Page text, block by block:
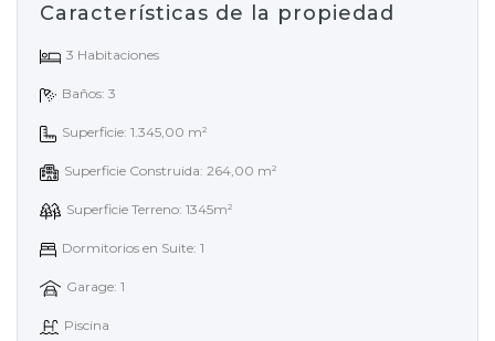
Características de la propiedad
3 Habitaciones
Baños: 3
Superficie: 1.345,00 m²
Superficie Construida: 264,00 m²
Superficie Terreno: 1345m²
Dormitorios en Suite: 1
Garage: 1
Piscina